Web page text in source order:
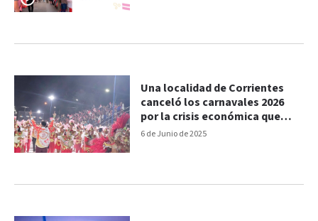
6 de Junio de 2025
Una localidad de Corrientes
canceló los carnavales 2026
por la crisis económica que
atraviesa